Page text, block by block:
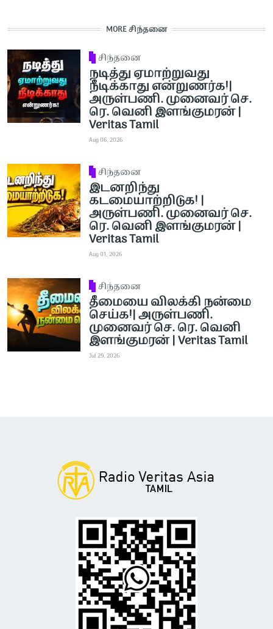
MORE சிந்தனை
சிந்தனை
நடித்து ஏமாற்றுவது
நீடிக்காது என்றுணர்க!|
அருள்பணி. முனைவர் செ.
ரெ. வெனி இளங்குமரன் |
Veritas Tamil
Aug 06, 2026
சிந்தனை
இடனறிந்து
கடமையாற்றிடுக! |
அருள்பணி. முனைவர் செ.
ரெ. வெனி இளங்குமரன் |
Veritas Tamil
Aug 01, 2026
சிந்தனை
தீமையை விலக்கி நன்மை
செய்க!| அருள்பணி.
முனைவர் செ. ரெ. வெனி
இளங்குமரன் | Veritas Tamil
Jul 29, 2026